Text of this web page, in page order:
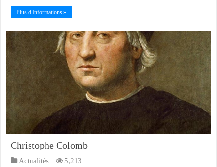
Plus d Informations »
Christophe Colomb
Actualités 5,213